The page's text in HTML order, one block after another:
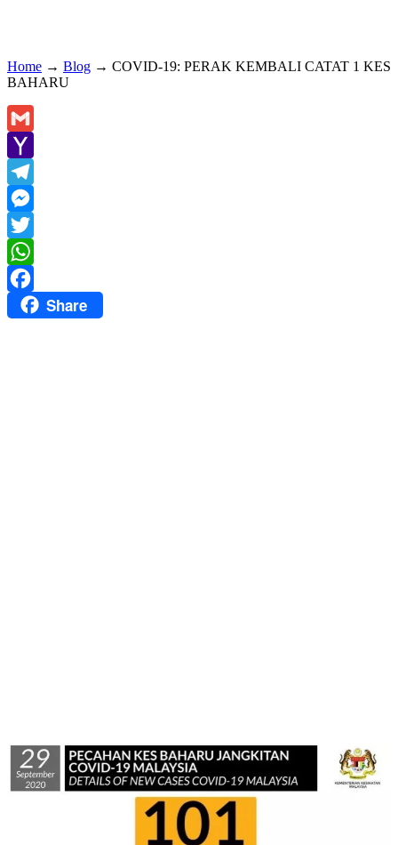
Home → Blog → COVID-19: PERAK KEMBALI CATAT 1 KES
BAHARU
Gmail
Yahoo
Mail
Telegram
Messenger
Twitter
WhatsApp
FacebookShare